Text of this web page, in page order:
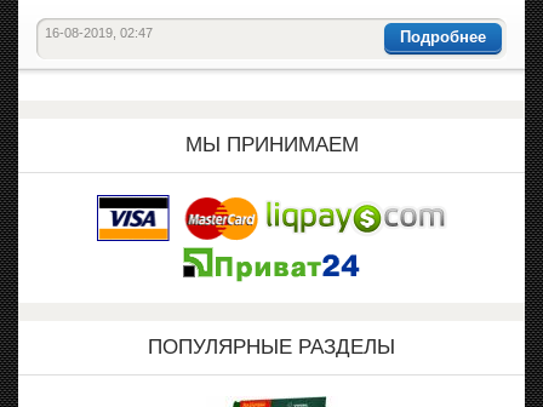
Подробнее
16-08-2019, 02:47
МЫ ПРИНИМАЕМ
ПОПУЛЯРНЫЕ РАЗДЕЛЫ